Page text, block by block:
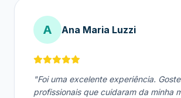
A Ana Maria Luzzi
"Foi uma excelente experiência.
profissionais que cuidaram da minha